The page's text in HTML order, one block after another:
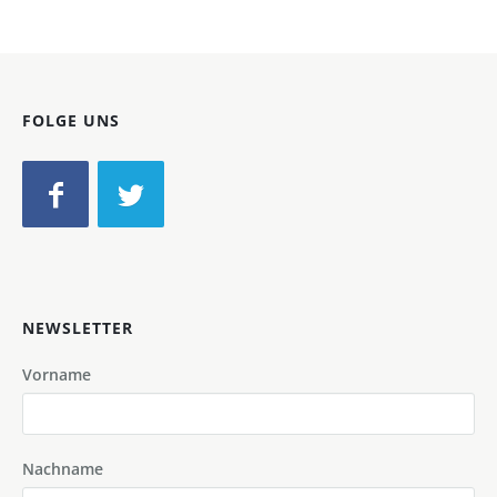
FOLGE UNS
NEWSLETTER
Vorname
Nachname